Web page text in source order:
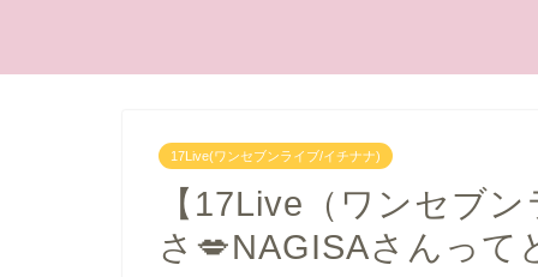
17Live(ワンセブンライブ/イチナナ)
【17Live（ワンセブ
さ💋NAGISAさんって